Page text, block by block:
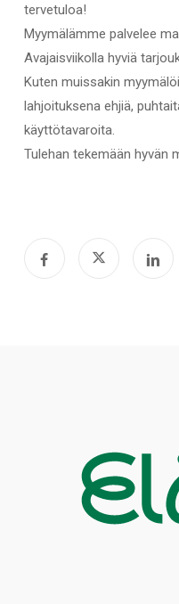
tervetuloa!
Myymälämme palvelee
Avajaisviikolla hyviä
Kuten muissakin
lahjoituksena ehjiä,
käyttötavaroita.
Tulehan tekemään hyvän